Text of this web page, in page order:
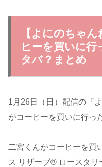
【よにのちゃ
ヒーを買いに行
タバ？まとめ
1月26日（日）配信の『
がコーヒーを買いに行っ
二宮くんがコーヒーを買
ス リザーブ® ロースタリ